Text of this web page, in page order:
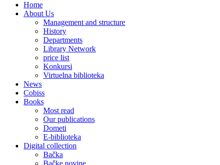
Home
About Us
Management and structure
History
Departments
Library Network
price list
Konkursi
Virtuelna biblioteka
News
Cobiss
Books
Most read
Our publications
Dometi
E-biblioteka
Digital collection
Bačka
Bačke novine